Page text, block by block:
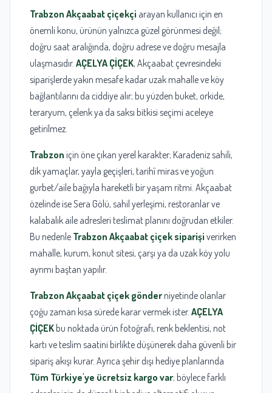
Trabzon Akçaabat çiçekçi arayan kullanıcı için en
önemli konu, ürünün yalnızca güzel görünmesi değil;
doğru saat aralığında, doğru adrese ve doğru mesajla
ulaşmasıdır. AÇELYA ÇİÇEK, Akçaabat çevresindeki
siparişlerde yakın mesafe kadar uzak mahalle ve köy
bağlantılarını da ciddiye alır; bu yüzden buket, orkide,
teraryum, çelenk ya da saksı bitkisi seçimi aceleye
getirilmez.
Trabzon için öne çıkan yerel karakter; Karadeniz sahili,
dik yamaçlar, yayla geçişleri, tarihî miras ve yoğun
gurbet/aile bağıyla hareketli bir yaşam ritmi. Akçaabat
özelinde ise Sera Gölü, sahil yerleşimi, restoranlar ve
kalabalık aile adresleri teslimat planını doğrudan etkiler.
Bu nedenle Trabzon Akçaabat çiçek siparişi verirken
mahalle, kurum, konut sitesi, çarşı ya da uzak köy yolu
ayrımı baştan yapılır.
Trabzon Akçaabat çiçek gönder niyetinde olanlar
çoğu zaman kısa sürede karar vermek ister. AÇELYA
ÇİÇEK bu noktada ürün fotoğrafı, renk beklentisi, not
kartı ve teslim saatini birlikte düşünerek daha güvenli bir
sipariş akışı kurar. Ayrıca şehir dışı hediye planlarında
Tüm Türkiye'ye ücretsiz kargo var; böylece farklı